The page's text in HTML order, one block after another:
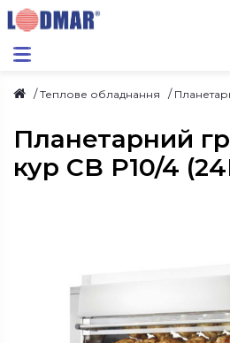
Теплове обладнання
Планетарний
кур CB P10/4